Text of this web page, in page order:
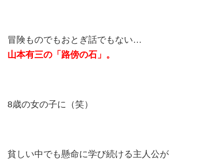
冒険ものでもおとぎ話でもない…
山本有三の「路傍の石」。
8歳の女の子に（笑）
貧しい中でも懸命に学び続ける主人公が